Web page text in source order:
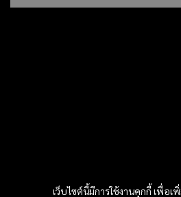
เว็บไซต์นี้มีการใช้งานคุกกี้ เพื่อ